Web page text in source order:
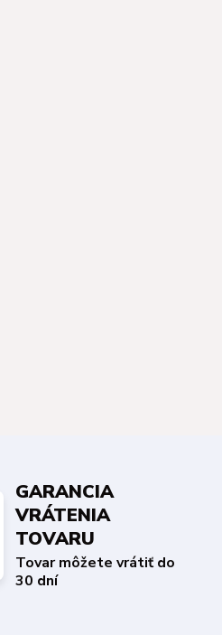
GARANCIA
VRÁTENIA
TOVARU
Tovar môžete vrátiť do
30 dní